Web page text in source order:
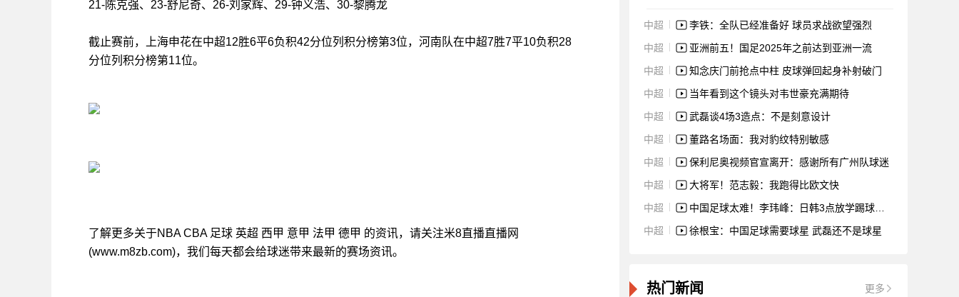
21-陈克强、23-舒尼奇、26-刘家辉、29-钟义浩、30-黎腾龙
截止赛前，上海申花在中超12胜6平6负积42分位列积分榜第3位，河南队在中超7胜7平10负积28
分位列积分榜第11位。
了解更多关于NBA CBA 足球 英超 西甲 意甲 法甲 德甲 的资讯，请关注米8直播直播网
(www.m8zb.com)，我们每天都会给球迷带来最新的赛场资讯。
中超
李铁：全队已经准备好 球员求战欲望强烈
中超
亚洲前五！国足2025年之前达到亚洲一流
中超
知念庆门前抢点中柱 皮球弹回起身补射破门
中超
当年看到这个镜头对韦世豪充满期待
中超
武磊谈4场3造点：不是刻意设计
中超
董路名场面：我对豹纹特别敏感
中超
保利尼奥视频官宣离开：感谢所有广州队球迷
中超
大将军！范志毅：我跑得比欧文快
中超
中国足球太难！李玮峰：日韩3点放学踢球，我们22点还在写作业
中超
徐根宝：中国足球需要球星 武磊还不是球星
热门新闻 更多